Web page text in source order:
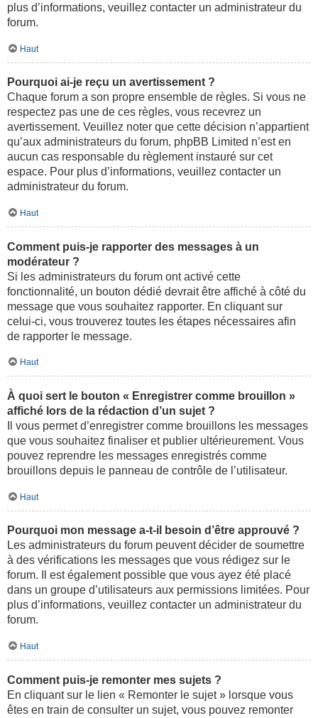
plus d’informations, veuillez contacter un administrateur du
forum.
Haut
Pourquoi ai-je reçu un avertissement ?
Chaque forum a son propre ensemble de règles. Si vous ne
respectez pas une de ces règles, vous recevrez un
avertissement. Veuillez noter que cette décision n’appartient
qu’aux administrateurs du forum, phpBB Limited n’est en
aucun cas responsable du règlement instauré sur cet
espace. Pour plus d’informations, veuillez contacter un
administrateur du forum.
Haut
Comment puis-je rapporter des messages à un
modérateur ?
Si les administrateurs du forum ont activé cette
fonctionnalité, un bouton dédié devrait être affiché à côté du
message que vous souhaitez rapporter. En cliquant sur
celui-ci, vous trouverez toutes les étapes nécessaires afin
de rapporter le message.
Haut
À quoi sert le bouton « Enregistrer comme brouillon »
affiché lors de la rédaction d’un sujet ?
Il vous permet d’enregistrer comme brouillons les messages
que vous souhaitez finaliser et publier ultérieurement. Vous
pouvez reprendre les messages enregistrés comme
brouillons depuis le panneau de contrôle de l’utilisateur.
Haut
Pourquoi mon message a-t-il besoin d’être approuvé ?
Les administrateurs du forum peuvent décider de soumettre
à des vérifications les messages que vous rédigez sur le
forum. Il est également possible que vous ayez été placé
dans un groupe d’utilisateurs aux permissions limitées. Pour
plus d’informations, veuillez contacter un administrateur du
forum.
Haut
Comment puis-je remonter mes sujets ?
En cliquant sur le lien « Remonter le sujet » lorsque vous
êtes en train de consulter un sujet, vous pouvez remonter